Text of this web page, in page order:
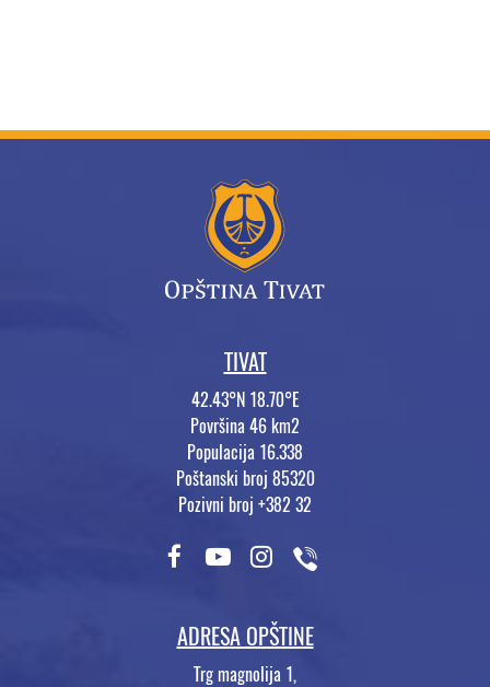
TIVAT
42.43°N 18.70°E
Površina 46 km2
Populacija 16.338
Poštanski broj 85320
Pozivni broj +382 32
ADRESA OPŠTINE
Trg magnolija 1,